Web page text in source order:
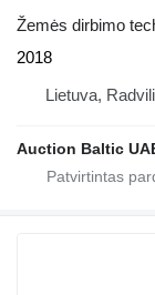
Žemės dirbimo
2018
Lietuva,
Auction Baltic